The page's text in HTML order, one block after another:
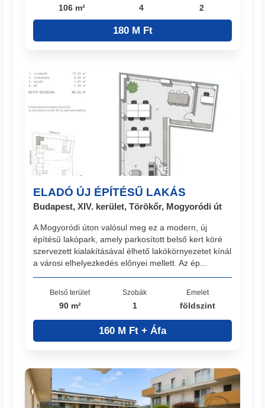
106 m² 4 2
180 M Ft
ELADÓ ÚJ ÉPÍTÉSŰ LAKÁS
Budapest, XIV. kerület, Törökőr, Mogyoródi út
A Mogyoródi úton valósul meg ez a modern, új
építésű lakópark, amely parkosított belső kert köré
szervezett kialakításával élhető lakókörnyezetet kínál
a városi elhelyezkedés előnyei mellett. Az ép...
Belső terület
90 m²
Szobák
1
Emelet
földszint
160 M Ft + Áfa